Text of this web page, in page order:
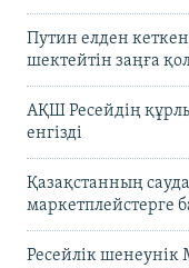
Путин елден
шектейтін заңға
АҚШ Ресейдің
енгізді
Қазақстанның
маркетплейстерге
Ресейлік шенеунік